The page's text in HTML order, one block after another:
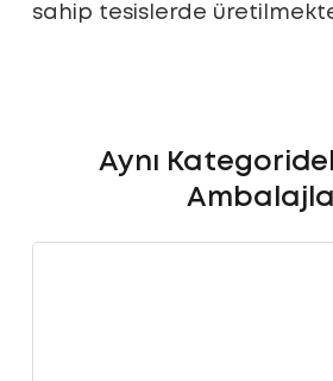
sahip tesislerde
Aynı